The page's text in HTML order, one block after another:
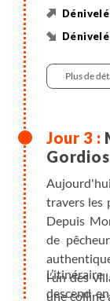
Plus de
Gordios
travers les
Depuis
de
l’un des
une colline
descend